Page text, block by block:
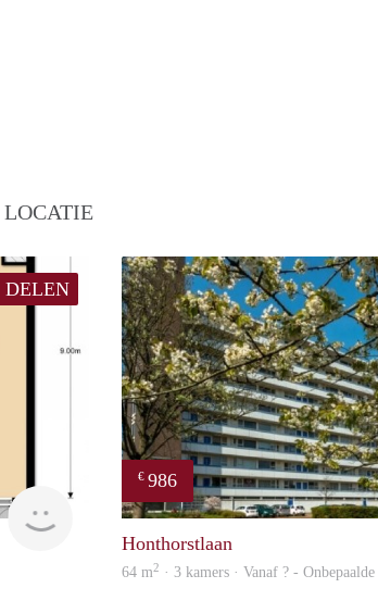
LOCATIE
DELEN
finder
€ 986
Honthorstlaan
64 m2 · 3 kamers · Vanaf ? -